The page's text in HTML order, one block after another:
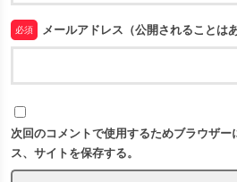
必須 メールアドレス（公開されることは
次回のコメントで使用するためブラウザ
ス、サイトを保存する。